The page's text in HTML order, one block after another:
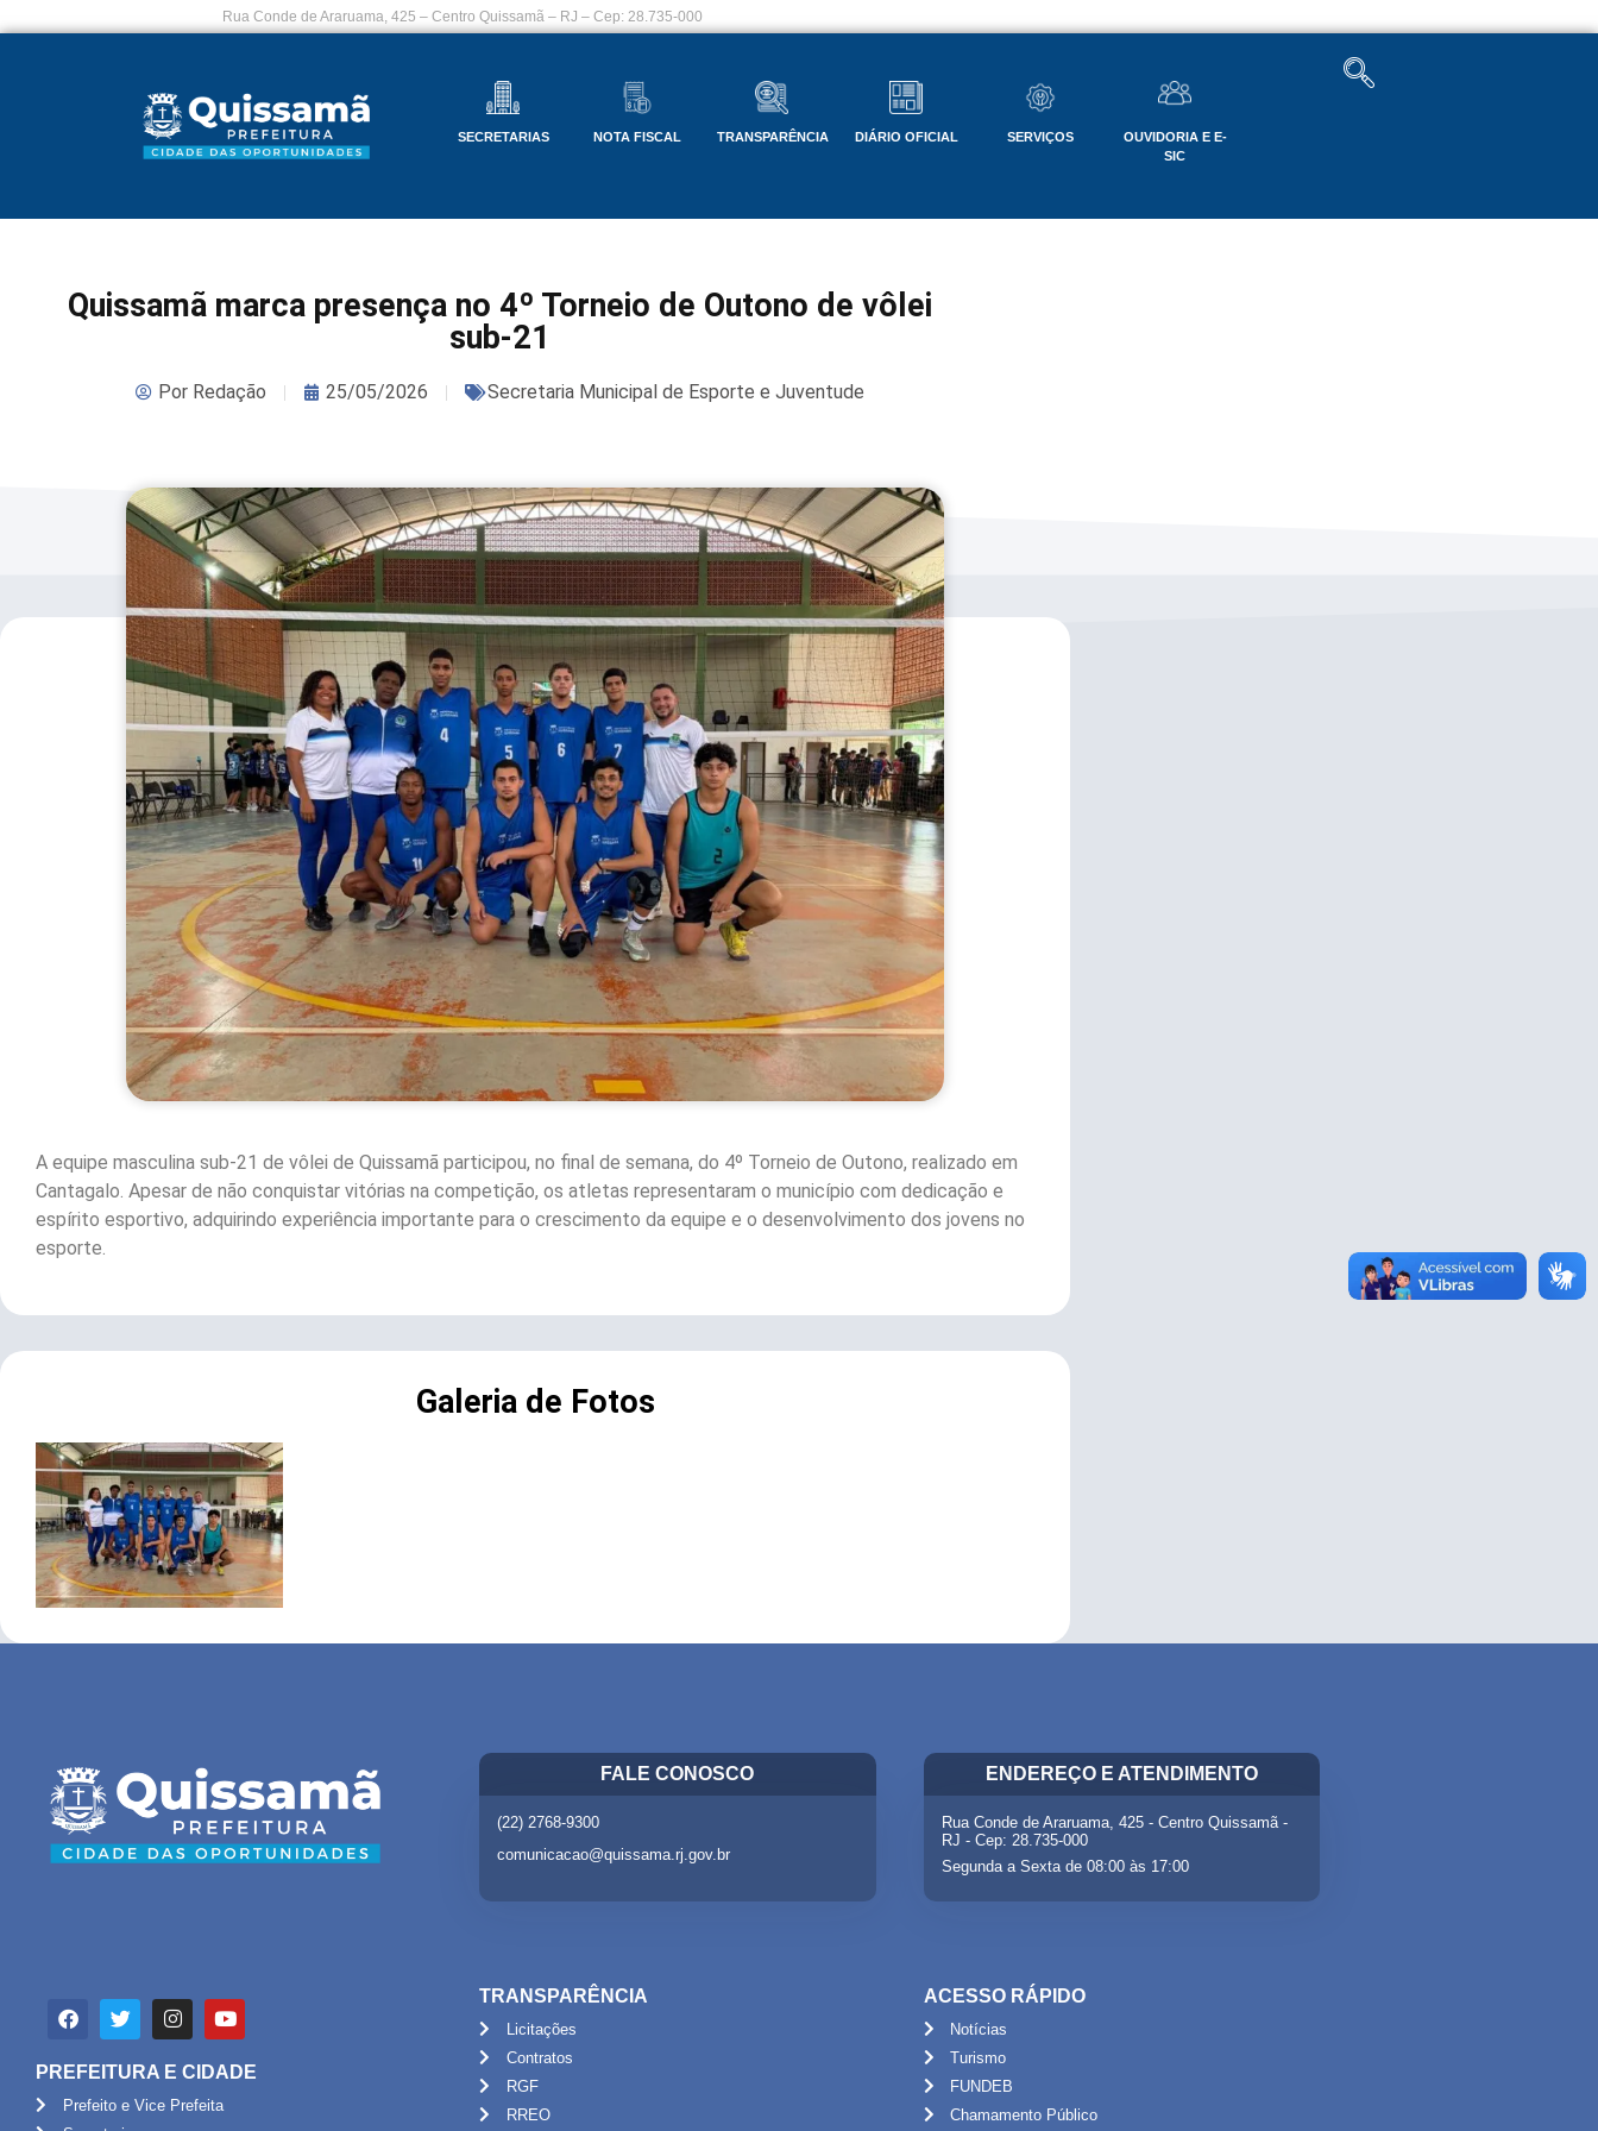
Rua Conde de Araruama, 425 – Centro Quissamã – RJ – Cep: 28.735-000
SECRETARIAS NOTA FISCAL TRANSPARÊNCIA DIÁRIO OFICIAL SERVIÇOS
OUVIDORIA E E-
SIC
Quissamã marca presença no 4º Torneio de Outono de vôlei
sub-21
PorRedação 25/05/2026 Secretaria Municipal de Esporte e Juventude
A equipe masculina sub-21 de vôlei de Quissamã participou, no final de semana, do 4º Torneio de Outono, realizado em
Cantagalo. Apesar de não conquistar vitórias na competição, os atletas representaram o município com dedicação e
espírito esportivo, adquirindo experiência importante para o crescimento da equipe e o desenvolvimento dos jovens no
esporte.
Galeria de Fotos
FALE CONOSCO
(22) 2768-9300
comunicacao@quissama.rj.gov.br
ENDEREÇO E ATENDIMENTO
Rua Conde de Araruama, 425 - Centro Quissamã -
RJ - Cep: 28.735-000
Segunda a Sexta de 08:00 às 17:00
PREFEITURA E CIDADE
Prefeito e Vice Prefeita
TRANSPARÊNCIA
Licitações
Contratos
RGF
RREO
ACESSO RÁPIDO
Notícias
Turismo
FUNDEB
Chamamento Público